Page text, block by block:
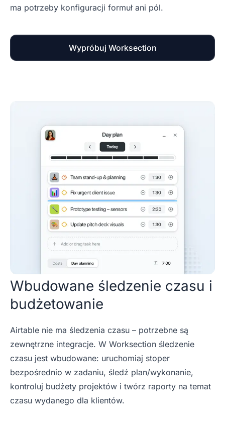
ma potrzeby konfiguracji formuł ani pól.
Wypróbuj Worksection
Wbudowane śledzenie czasu i
budżetowanie
Airtable nie ma śledzenia czasu – potrzebne są
zewnętrzne integracje. W Worksection śledzenie
czasu jest wbudowane: uruchomiaj stoper
bezpośrednio w zadaniu, śledź plan/wykonanie,
kontroluj budżety projektów i twórz raporty na temat
czasu wydanego dla klientów.